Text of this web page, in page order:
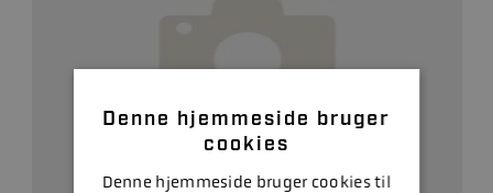
Denne hjemmeside bruger
cookies
Denne hjemmeside bruger cookies til